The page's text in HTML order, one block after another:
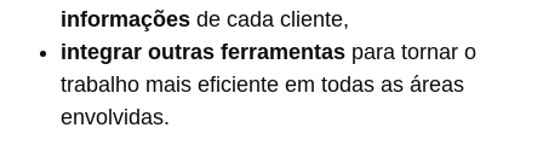
informações de cada cliente,
integrar outras ferramentas para tornar o
trabalho mais eficiente em todas as áreas
envolvidas.